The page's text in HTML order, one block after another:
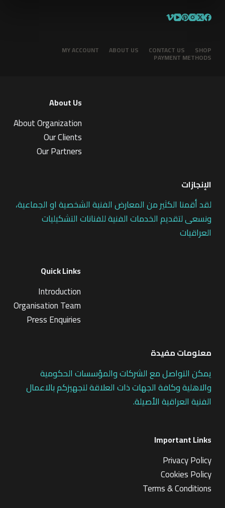
SHOP
CONTACT US
ABOUT US
MY ACCOUNT
PAYMENT METHODS
About Us
About Organization
Our Clients
Our Partners
الإنجازات
لقد أقمنا الكثير من المعارض الفنية الشخصية او الجماعية،
ونسعى لتقديم الخدمات الفنية للفنانات التشكيليات
العراقيات
Quick Links
Introduction
Organisation Team
Press Enquiries
معلومات مفيدة
يمكن التواصل مع الشركات والمؤسسات الحكومية
والاهلية وكافة الجهات ذات العلاقة لتجهيزكم بالاعمال
الفنية العراقية الأصيلة.
Important Links
Privacy Policy
Cookies Policy
Terms & Conditions